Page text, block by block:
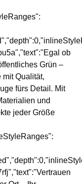
ob
Grün –
Qualität,
fürs Detail. Mit
und
jeder Größe